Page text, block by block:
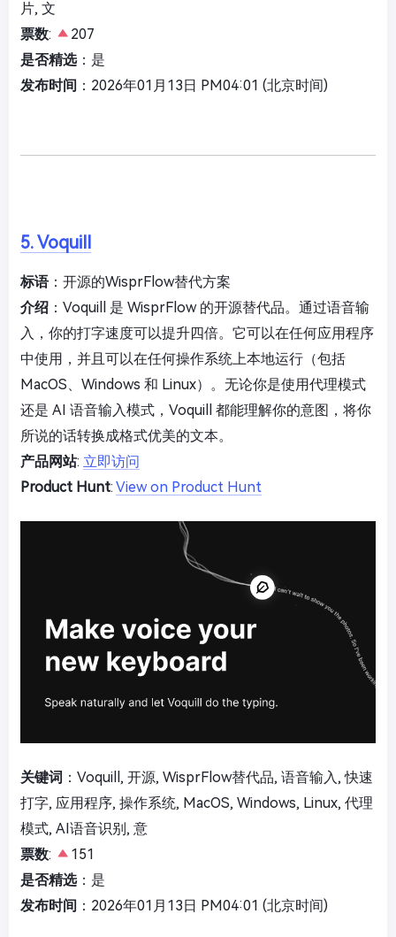
片, 文
票数:
207
是否精选：是
发布时间 ：2026年01月13日 PM04:01 (北京时间)
5. Voquill
标语：开源的WisprFlow替代方案
介绍 ：Voquill 是 WisprFlow 的开源替代品。通过语音输
入，你的打字速度可以提升四倍。它可以在任何应用程序
中使用，并且可以在任何操作系统上本地运行（包括
MacOS、Windows 和 Linux）。无论你是使用代理模式
还是 AI 语音输入模式，Voquill 都能理解你的意图，将你
所说的话转换成格式优美的文本。
产品网站: 立即访问
Product Hunt: View on Product Hunt
关键词 ：Voquill, 开源, WisprFlow替代品, 语音输入, 快速
打字, 应用程序, 操作系统, MacOS, Windows, Linux, 代理
模式, AI语音识别, 意
票数:
151
是否精选：是
发布时间 ：2026年01月13日 PM04:01 (北京时间)